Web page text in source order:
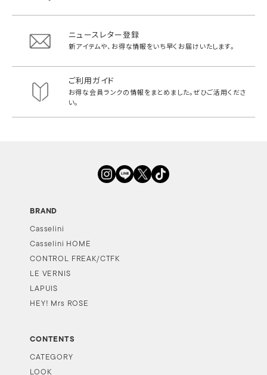
ニュースレター登録
新アイテムや、お得な情報をいち早く お届けいたします。
ご利用ガイド
お得な会員ランクの情報をまとめました。ぜひご活用くださ
い。
BRAND
Casselini
Casselini HOME
CONTROL FREAK/CTFK
LE VERNIS
LAPUIS
HEY! Mrs ROSE
CONTENTS
CATEGORY
LOOK